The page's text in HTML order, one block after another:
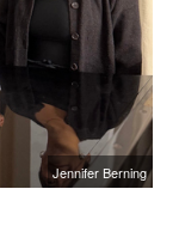
Jennifer Berning